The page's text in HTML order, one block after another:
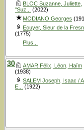
BLOC Suzanne, Juliette,
"Suz...
(2022)
MODIANO Georges
Ecuyer, Sieur de la
(1775)
Plus...
30
AMAR Félix, Léon, Haïm
(1938)
SALEM Joseph, Isaac /
E...
(1922)